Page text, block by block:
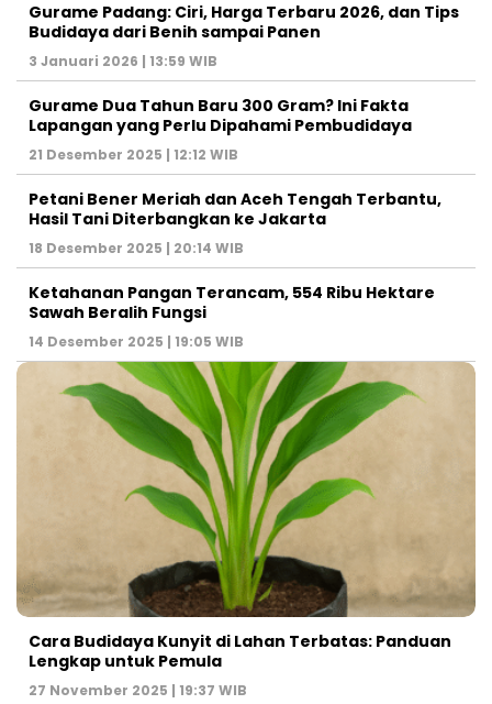
Gurame Padang: Ciri, Harga Terbaru 2026, dan Tips
Budidaya dari Benih sampai Panen
3 Januari 2026 | 13:59 WIB
Gurame Dua Tahun Baru 300 Gram? Ini Fakta
Lapangan yang Perlu Dipahami Pembudidaya
21 Desember 2025 | 12:12 WIB
Petani Bener Meriah dan Aceh Tengah Terbantu,
Hasil Tani Diterbangkan ke Jakarta
18 Desember 2025 | 20:14 WIB
Ketahanan Pangan Terancam, 554 Ribu Hektare
Sawah Beralih Fungsi
14 Desember 2025 | 19:05 WIB
Cara Budidaya Kunyit di Lahan Terbatas: Panduan
Lengkap untuk Pemula
27 November 2025 | 19:37 WIB